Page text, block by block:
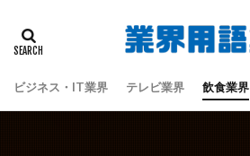
ビジネス・IT業界 テレビ業界 飲食業界
地震 天童よしみ
黒田六彦